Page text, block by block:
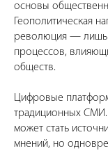
основы
Геополитическая
революция — лишь
процессов,
обществ.
Цифровые
традиционных СМИ.
может стать
мнений, но